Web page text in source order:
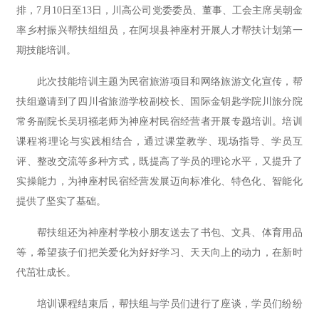
排，7月10日至13日，川高公司党委委员、董事、工会主席吴朝金
率乡村振兴帮扶组组员，在阿坝县神座村开展人才帮扶计划第一
期技能培训。
此次技能培训主题为民宿旅游项目和网络旅游文化宣传，帮
扶组邀请到了四川省旅游学校副校长、国际金钥匙学院川旅分院
常务副院长吴玥襁老师为神座村民宿经营者开展专题培训。培训
课程将理论与实践相结合，通过课堂教学、现场指导、学员互
评、整改交流等多种方式，既提高了学员的理论水平，又提升了
实操能力，为神座村民宿经营发展迈向标准化、特色化、智能化
提供了坚实了基础。
帮扶组还为神座村学校小朋友送去了书包、文具、体育用品
等，希望孩子们把关爱化为好好学习、天天向上的动力，在新时
代茁壮成长。
培训课程结束后，帮扶组与学员们进行了座谈，学员们纷纷